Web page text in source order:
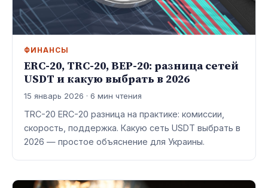
ФИНАНСЫ
ERC-20, TRC-20, BEP-20: разница сетей
USDT и какую выбрать в 2026
15 январь 2026 · 6 мин чтения
TRC-20 ERC-20 разница на практике: комиссии,
скорость, поддержка. Какую сеть USDT выбрать в
2026 — простое объяснение для Украины.